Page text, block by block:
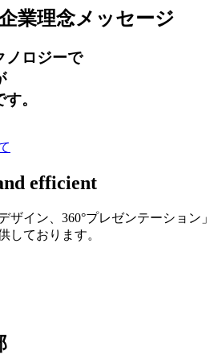
業理念メッセージ
ノロジーで
。
efficient
ザイン、360°プレゼンテーション」
しております。